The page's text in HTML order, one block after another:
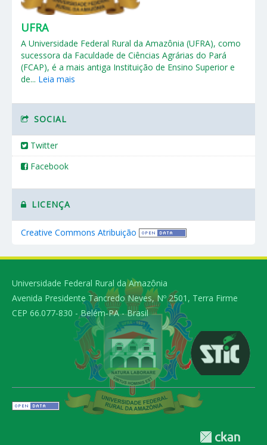
UFRA
A Universidade Federal Rural da Amazônia (UFRA), como
sucessora da Faculdade de Ciências Agrárias do Pará
(FCAP), é a mais antiga Instituição de Ensino Superior e
de... Leia mais
SOCIAL
Twitter
Facebook
LICENÇA
Creative Commons Atribuição
Universidade Federal Rural da Amazônia
Avenida Presidente Tancredo Neves, Nº 2501, Terra Firme
CEP 66.077-830 - Belém-PA - Brasil